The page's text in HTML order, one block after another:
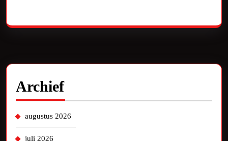
Archief
augustus 2026
juli 2026